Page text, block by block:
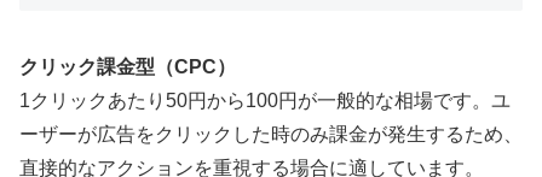
クリック課金型（CPC）
1クリックあたり50円から100円が一般的な相場です。ユ
ーザーが広告をクリックした時のみ課金が発生するため、
直接的なアクションを重視する場合に適しています。